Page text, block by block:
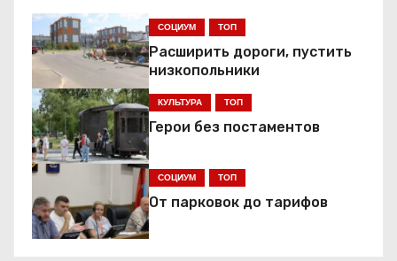
г
а
ц
и
я
п
о
СОЦИУМ ТОП
Расширить дороги, пустить
низкопольники
КУЛЬТУРА ТОП
Герои без постаментов
СОЦИУМ ТОП
От парковок до тарифов